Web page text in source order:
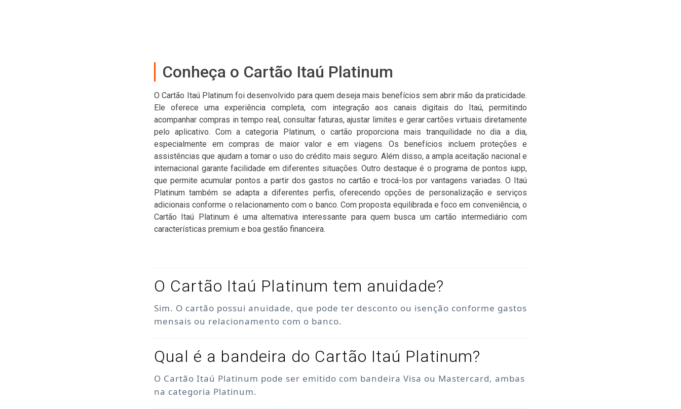
Conheça o Cartão Itaú Platinum
O Cartão Itaú Platinum foi desenvolvido para quem deseja mais benefícios sem abrir mão da praticidade.
Ele oferece uma experiência completa, com integração aos canais digitais do Itaú, permitindo
acompanhar compras in tempo real, consultar faturas, ajustar limites e gerar cartões virtuais diretamente
pelo aplicativo. Com a categoria Platinum, o cartão proporciona mais tranquilidade no dia a dia,
especialmente em compras de maior valor e em viagens. Os benefícios incluem proteções e
assistências que ajudam a tornar o uso do crédito mais seguro. Além disso, a ampla aceitação nacional e
internacional garante facilidade em diferentes situações. Outro destaque é o programa de pontos iupp,
que permite acumular pontos a partir dos gastos no cartão e trocá-los por vantagens variadas. O Itaú
Platinum também se adapta a diferentes perfis, oferecendo opções de personalização e serviços
adicionais conforme o relacionamento com o banco. Com proposta equilibrada e foco em conveniência, o
Cartão Itaú Platinum é uma alternativa interessante para quem busca um cartão intermediário com
características premium e boa gestão financeira.
O Cartão Itaú Platinum tem anuidade?
Sim. O cartão possui anuidade, que pode ter desconto ou isenção conforme gastos
mensais ou relacionamento com o banco.
Qual é a bandeira do Cartão Itaú Platinum?
O Cartão Itaú Platinum pode ser emitido com bandeira Visa ou Mastercard, ambas
na categoria Platinum.